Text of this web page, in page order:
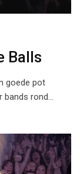
Balls
goede pot
bands rond…